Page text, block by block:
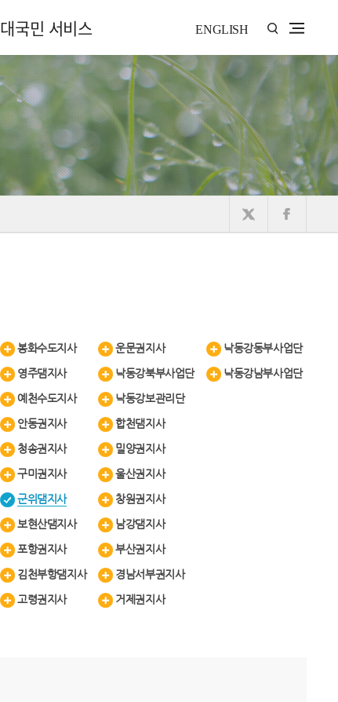
대국민 서비스 ENGLISH
봉화수도지사
영주댐지사
예천수도지사
안동권지사
청송권지사
구미권지사
군위댐지사
보현산댐지사
포항권지사
김천부항댐지사
고령권지사
운문권지사
낙동강북부사업단
낙동강보관리단
합천댐지사
밀양권지사
울산권지사
창원권지사
남강댐지사
부산권지사
경남서부권지사
거제권지사
낙동강동부사업단
낙동강남부사업단